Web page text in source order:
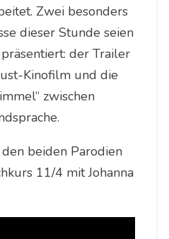
Zwei besonders
dieser Stunde seien
der Trailer
Kinofilm und die
zwischen
beiden Parodien
11/4 mit Johanna